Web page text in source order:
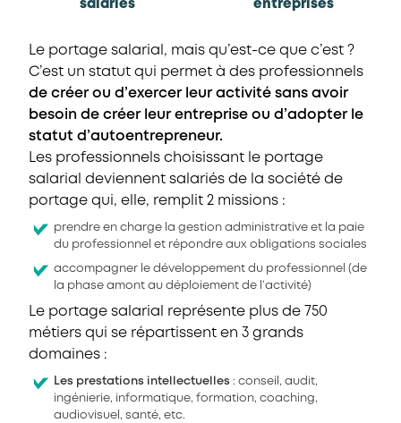
salariés entreprises
Le portage salarial, mais qu’est-ce que c’est ?
C’est un statut qui permet à des professionnels
de créer ou d’exercer leur activité sans avoir
besoin de créer leur entreprise ou d’adopter le
statut d’autoentrepreneur.
Les professionnels choisissant le portage
salarial deviennent salariés de la société de
portage qui, elle, remplit 2 missions :
prendre en charge la gestion administrative et la paie
du professionnel et répondre aux obligations sociales
accompagner le développement du professionnel (de
la phase amont au déploiement de l’activité)
Le portage salarial représente plus de 750
métiers qui se répartissent en 3 grands
domaines :
Les prestations intellectuelles : conseil, audit,
ingénierie, informatique, formation, coaching,
audiovisuel, santé, etc.